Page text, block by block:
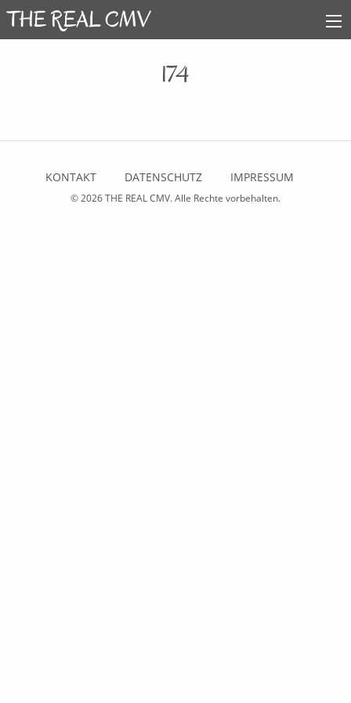
174
KONTAKT DATENSCHUTZ IMPRESSUM
© 2026THE REAL CMV. Alle Rechte vorbehalten.